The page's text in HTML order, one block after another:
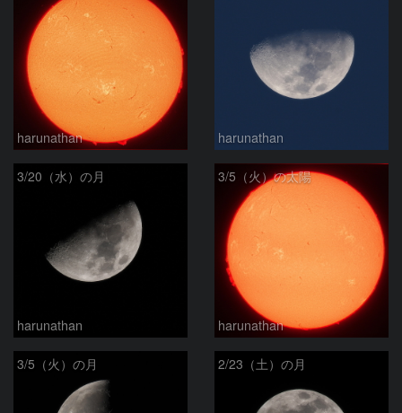
harunathan harunathan
3/20（水）の月
harunathan
3/5（火）の太陽
harunathan
3/5（火）の月 2/23（土）の月